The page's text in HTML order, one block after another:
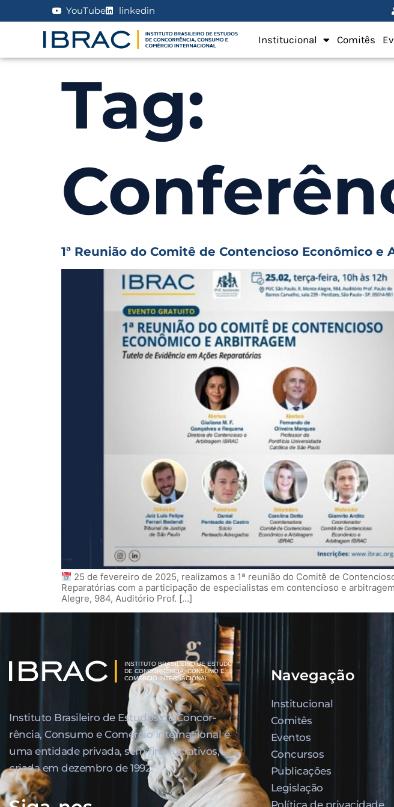
YouTube linkedin
Institucional Comitês
Tag:
1ª Reunião do Comitê de Contencioso Econômico e
25 de fevereiro de 2025, realizamos a 1ª reunião do Comitê de
Reparatórias com a participação de especialistas em contencioso e arbitragem
Alegre, 984, Auditório Prof. […]
Instituto Brasileiro de Estudos de Concor­
rência, Consumo e Comércio Internacional é
uma entidade privada, sem fins lucrativos,
criada em dezembro de 1992.
Navegação
Institucional
Comitês
Eventos
Concursos
Publicações
Legislação